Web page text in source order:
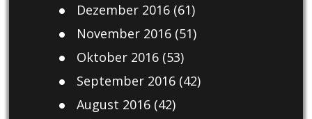
Dezember 2016(61)
November 2016(51)
Oktober 2016(53)
September 2016(42)
August 2016(42)